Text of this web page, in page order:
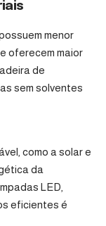
menor
oferecem maior
de
sem solventes
como a solar e
da
LED,
eficientes é